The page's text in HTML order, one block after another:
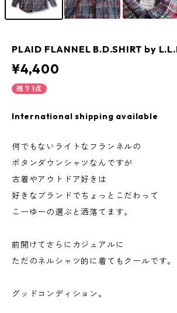
PLAID FLANNEL B.D.SHIRT by
¥4,400
残り1点
International shipping available
何でもないライトなフランネルの
ボタンダウンシャツなんですが
古着やアウトドア好きは
好きなブランドでちょっとこだわって
こーゆーの選ぶと洒落てます。
前開けてさらにカジュアルに
ただのネルシャツ的に着てもクールです。
グッドコンディション。